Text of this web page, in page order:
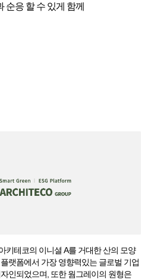
순응 할 수 있게 함께
키테코의 이니셜 A를 거대한 산의 모양
랫폼에서 가장 영향력있는 글로벌 기업
인되었으며, 또한 웜그레이의 원형은